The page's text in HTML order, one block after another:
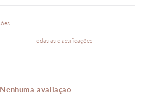
Nenhuma avaliação